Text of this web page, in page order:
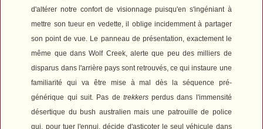
d'altérer notre confort de visionnage puisqu'en s'ingéniant à
mettre son tueur en vedette, il oblige incidemment à partager
son point de vue. Le panneau de présentation, exactement le
même que dansWolf Creek, alerte que peu des milliers de
disparus dans l'arrière pays sont retrouvés, ce qui instaure une
familiarité qui va être mise à mal dès la séquence pré-
générique qui suit. Pas de trekkersperdus dans l'immensité
désertique du bush australien mais une patrouille de police
qui, pour tuer l'ennui, décide d'asticoter le seul véhicule dans